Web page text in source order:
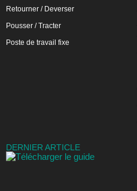
Retourner / Deverser
Pousser / Tracter
Poste de travail fixe
DERNIER ARTICLE